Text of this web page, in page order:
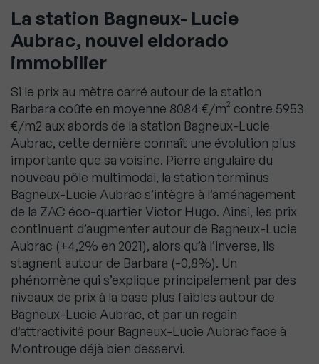
La station Bagneux- Lucie
Aubrac, nouvel eldorado
immobilier
Si le prix au mètre carré autour de la station
Barbara coûte en moyenne 8084 €/m² contre 5953
€/m2 aux abords de la station Bagneux-Lucie
Aubrac, cette dernière connaît une évolution plus
importante que sa voisine. Pierre angulaire du
nouveau pôle multimodal, la station terminus
Bagneux-Lucie Aubrac s’intègre à l’aménagement
de la ZAC éco-quartier Victor Hugo. Ainsi, les prix
continuent d’augmenter autour de Bagneux-Lucie
Aubrac (+4,2% en 2021), alors qu’à l’inverse, ils
stagnent autour de Barbara (-0,8%). Un
phénomène qui s’explique principalement par des
niveaux de prix à la base plus faibles autour de
Bagneux-Lucie Aubrac, et par un regain
d’attractivité pour Bagneux-Lucie Aubrac face à
Montrouge déjà bien desservi.